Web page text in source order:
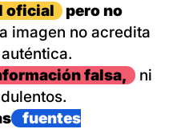
oficial
pero no
imagen no acredita
falsa,
ni
fuentes